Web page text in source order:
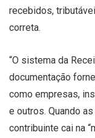
recebidos,
correta.
“O sistema da
documentação
como empresas,
e outros. Quando
contribuinte cai na